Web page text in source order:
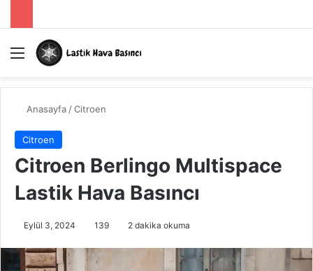
Menü
Anasayfa /Citroen
Citroen
Citroen Berlingo Multispace
Lastik Hava Basıncı
Eylül 3, 2024 139 2 dakika okuma